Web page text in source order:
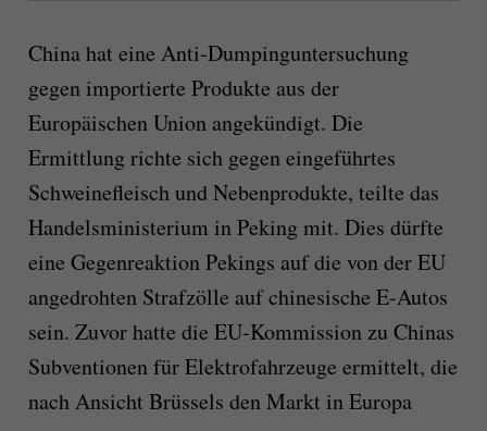
China hat eine Anti-Dumpinguntersuchung
gegen importierte Produkte aus der
Europäischen Union angekündigt. Die
Ermittlung richte sich gegen eingeführtes
Schweinefleisch und Nebenprodukte, teilte das
Handelsministerium in Peking mit. Dies dürfte
eine Gegenreaktion Pekings auf die von der EU
angedrohten Strafzölle auf chinesische E-Autos
sein. Zuvor hatte die EU-Kommission zu Chinas
Subventionen für Elektrofahrzeuge ermittelt, die
nach Ansicht Brüssels den Markt in Europa